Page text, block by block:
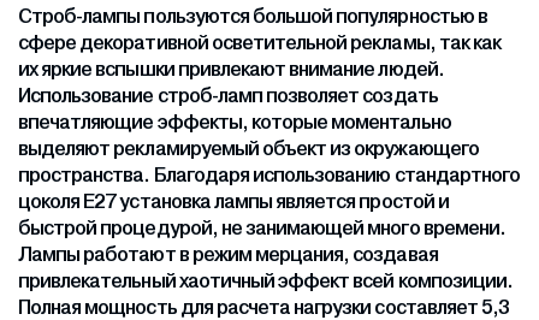
Строб-лампы пользуются большой популярностью в
сфере декоративной осветительной рекламы, так как
их яркие вспышки привлекают внимание людей.
Использование строб-ламп позволяет создать
впечатляющие эффекты, которые моментально
выделяют рекламируемый объект из окружающего
пространства. Благодаря использованию стандартного
цоколя Е27 установка лампы является простой и
быстрой процедурой, не занимающей много времени.
Лампы работают в режим мерцания, создавая
привлекательный хаотичный эффект всей композиции.
Полная мощность для расчета нагрузки составляет 5,3